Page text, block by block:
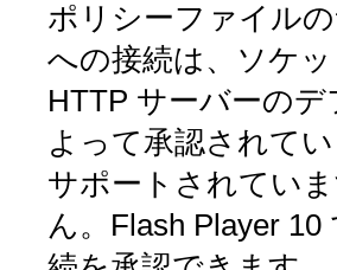
ポリシーファイル
への接続は、ソケ
HTTP サーバーの
よって承認されて
サポートされてい
ん。Flash Player